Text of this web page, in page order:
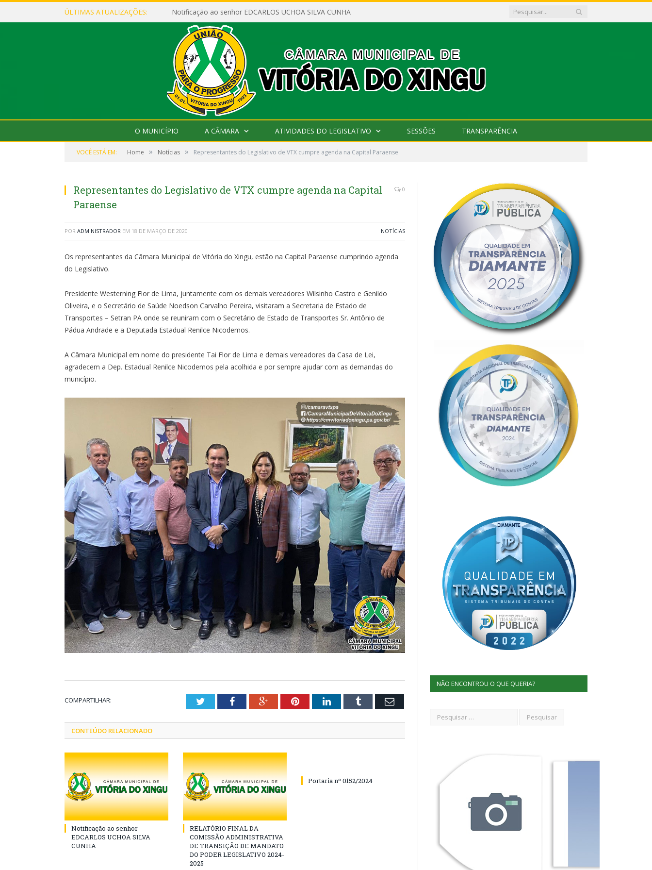
ÚLTIMAS ATUALIZAÇÕES: Notificação ao senhor EDCARLOS UCHOA SILVA CUNHA
O MUNICÍPIO A CÂMARA ATIVIDADES DO LEGISLATIVO SESSÕES TRANSPARÊNCIA
VOCÊ ESTÁ EM: Home » Notícias » Representantes do Legislativo de VTX cumpre agenda na Capital Paraense
Representantes do Legislativo de VTX cumpre agenda na Capital
Paraense
0
POR ADMINISTRADOR EM 18 DE MARÇO DE 2020 NOTÍCIAS
Os representantes da Câmara Municipal de Vitória do Xingu, estão na Capital Paraense cumprindo agenda
do Legislativo.
Presidente Westerning Flor de Lima, juntamente com os demais vereadores Wilsinho Castro e Genildo
Oliveira, e o Secretário de Saúde Noedson Carvalho Pereira, visitaram a Secretaria de Estado de
Transportes – Setran PA onde se reuniram com o Secretário de Estado de Transportes Sr. Antônio de
Pádua Andrade e a Deputada Estadual Renilce Nicodemos.
A Câmara Municipal em nome do presidente Tai Flor de Lima e demais vereadores da Casa de Lei,
agradecem a Dep. Estadual Renilce Nicodemos pela acolhida e por sempre ajudar com as demandas do
município.
COMPARTILHAR: TwitterFacebookGoogle+PinterestLinkedInTumblr Email
CONTEÚDO RELACIONADO
Notificação ao senhor
EDCARLOS UCHOA SILVA
CUNHA
RELATÓRIO FINAL DA
COMISSÃO ADMINISTRATIVA
DE TRANSIÇÃO DE MANDATO
DO PODER LEGISLATIVO 2024-
2025
Portaria nº 0152/2024
NÃO ENCONTROU O QUE QUERIA?